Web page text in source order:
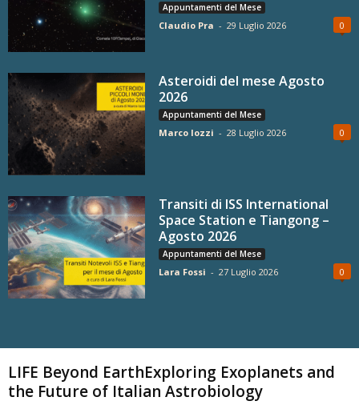
Appuntamenti del Mese
Claudio Pra - 29 Luglio 2026 0
Asteroidi del mese Agosto
2026
Appuntamenti del Mese
Marco Iozzi - 28 Luglio 2026 0
Transiti di ISS International
Space Station e Tiangong –
Agosto 2026
Appuntamenti del Mese
Lara Fossi - 27 Luglio 2026 0
LIFE Beyond EarthExploring Exoplanets and
the Future of Italian Astrobiology